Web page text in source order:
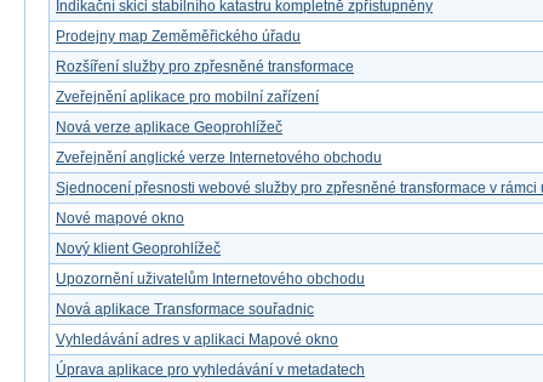
Indikační skici stabilního katastru kompletně zpřístupněny
Prodejny map Zeměměřického úřadu
Rozšíření služby pro zpřesněné transformace
Zveřejnění aplikace pro mobilní zařízení
Nová verze aplikace Geoprohlížeč
Zveřejnění anglické verze Internetového obchodu
Sjednocení přesnosti webové služby pro zpřesněné transformace v rámci
Nové mapové okno
Nový klient Geoprohlížeč
Upozornění uživatelům Internetového obchodu
Nová aplikace Transformace souřadnic
Vyhledávání adres v aplikaci Mapové okno
Úprava aplikace pro vyhledávání v metadatech